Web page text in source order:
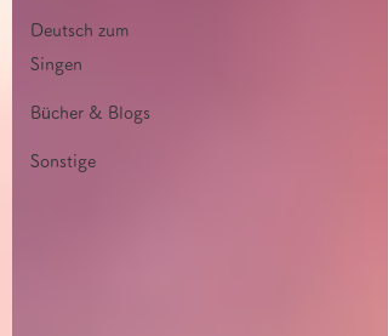
Deutsch zum
Singen
Bücher & Blogs
Sonstige